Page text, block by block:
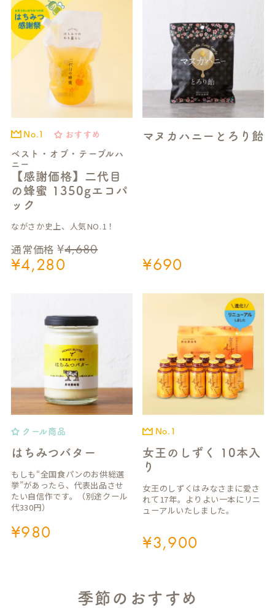
ベスト・オブ・テーブルハ
ニー
【感謝価格】二代目
の蜂蜜 1350gエコパ
ック
No.1 おすすめ
通常価格 ¥4,680
¥4,280
ながさか史上、人気NO.1！
マヌカハニーとろり飴
¥690
はちみつバター
クール商品
¥980
もしも“全国食パンのお供総選
挙”があったら、代表出品させ
たい自信作です。（別途クール
代330円）
女王のしずく 10本入
り
No.1
¥3,900
女王のしずくはみなさまに愛さ
れて17年。よりよい一本にリニ
ューアルいたしました。
季節のおすすめ